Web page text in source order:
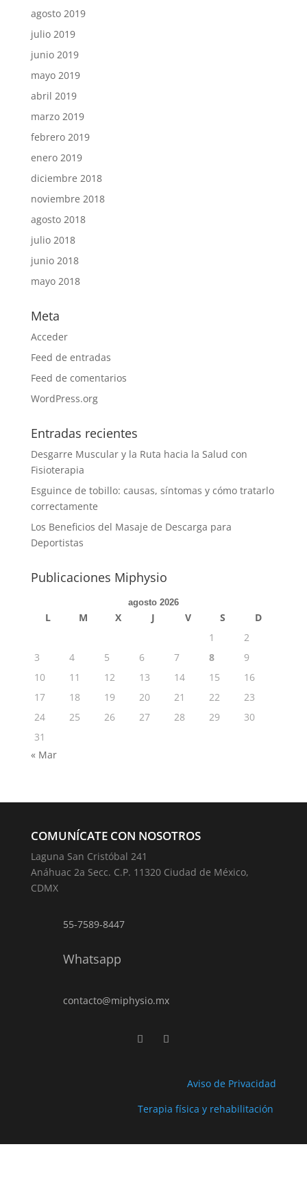
agosto 2019
julio 2019
junio 2019
mayo 2019
abril 2019
marzo 2019
febrero 2019
enero 2019
diciembre 2018
noviembre 2018
agosto 2018
julio 2018
junio 2018
mayo 2018
Meta
Acceder
Feed de entradas
Feed de comentarios
WordPress.org
Entradas recientes
Desgarre Muscular y la Ruta hacia la Salud con
Fisioterapia
Esguince de tobillo: causas, síntomas y cómo tratarlo
correctamente
Los Beneficios del Masaje de Descarga para
Deportistas
Publicaciones Miphysio
agosto 2026
L M X J V S
D
1
2
3
4 5 6 7 8
9
10
11 12 13 14 15
16
17
18 19 20 21 22
23
24
25 26 27 28 29
30
31
« Mar
COMUNÍCATE CON NOSOTROS
Laguna San Cristóbal 241
Anáhuac 2a Secc. C.P. 11320 Ciudad de México,
CDMX
55-7589-8447
Whatsapp
contacto@miphysio.mx
Aviso de Privacidad
Terapia física y rehabilitación